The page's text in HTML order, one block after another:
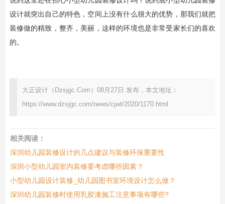
设计就突出自己的特色，空间上没有什么很大的优势，那我们就把
装修做的精致，整齐，美丽，这样的环境也是非常受家长们的喜欢
的。
大正设计（Dzsjgc.Com）08月27日 发布，本文地址：
https://www.dzsjgc.com/news/cjwt/2020/1170.html
相关阅读：
深圳幼儿园装修设计的几点建议与装修环保重要性
深圳小型幼儿园室内装修要考虑哪些因素？
小型幼儿园设计装修_幼儿园图书室环境设计怎么做？
深圳幼儿园装修时使用乳胶漆施工注意事项有哪些?